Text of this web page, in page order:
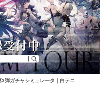
3弾ガチャシミュレータ｜白テニ